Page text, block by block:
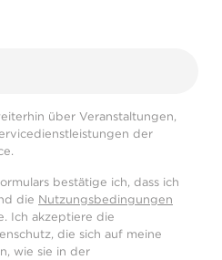
über Veranstaltungen,
der
bestätige ich, dass ich
die Nutzungsbedingungen
Ich akzeptiere die
die sich auf meine
wie sie in der